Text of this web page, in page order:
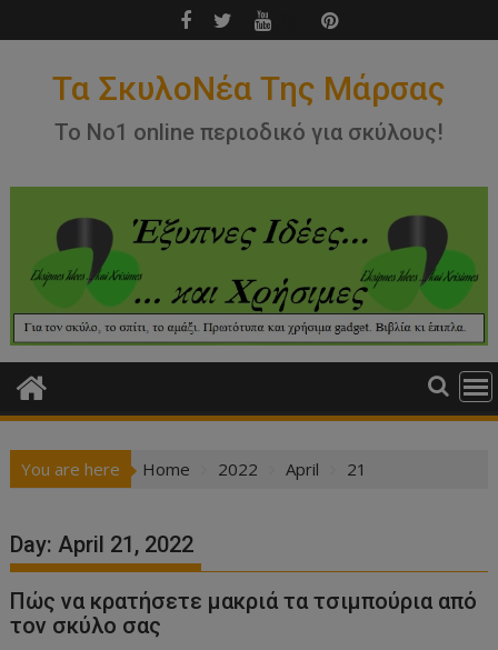
to
Τα ΣκυλοΝέα Της Μάρσας
Το Νο1 online περιοδικό για σκύλους!
You are here Home 2022 April 21
Day: April 21, 2022
Πώς να κρατήσετε μακριά τα τσιμπούρια από
τον σκύλο σας